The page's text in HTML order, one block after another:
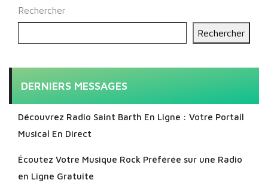
Rechercher
Rechercher
DERNIERS MESSAGES
Découvrez Radio Saint Barth En Ligne : Votre Portail
Musical En Direct
Écoutez Votre Musique Rock Préférée sur une Radio
en Ligne Gratuite